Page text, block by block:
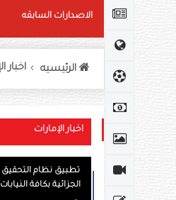
الاصدارات السابقه
الرئيسيه اخبار
اخبار الإمارات
تطبيق نظام
الجزائية بكافة